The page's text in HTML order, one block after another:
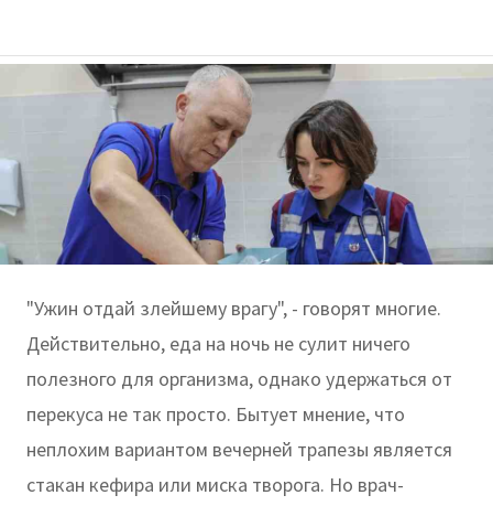
"Ужин отдай злейшему врагу", - говорят многие.
Действительно, еда на ночь не сулит ничего
полезного для организма, однако удержаться от
перекуса не так просто. Бытует мнение, что
неплохим вариантом вечерней трапезы является
стакан кефира или миска творога. Но врач-